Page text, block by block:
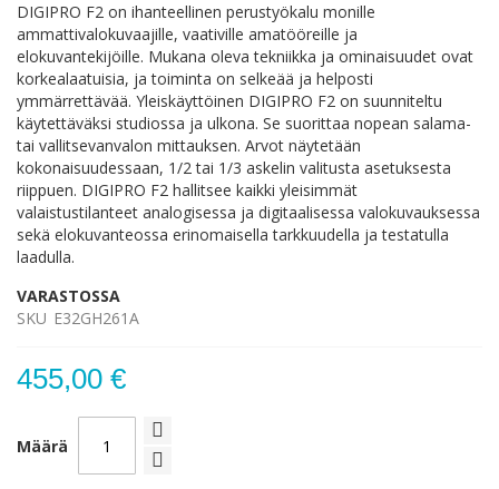
DIGIPRO F2 on ihanteellinen perustyökalu monille
ammattivalokuvaajille, vaativille amatööreille ja
elokuvantekijöille. Mukana oleva tekniikka ja ominaisuudet ovat
korkealaatuisia, ja toiminta on selkeää ja helposti
ymmärrettävää. Yleiskäyttöinen DIGIPRO F2 on suunniteltu
käytettäväksi studiossa ja ulkona. Se suorittaa nopean salama-
tai vallitsevanvalon mittauksen. Arvot näytetään
kokonaisuudessaan, 1/2 tai 1/3 askelin valitusta asetuksesta
riippuen. DIGIPRO F2 hallitsee kaikki yleisimmät
valaistustilanteet analogisessa ja digitaalisessa valokuvauksessa
sekä elokuvanteossa erinomaisella tarkkuudella ja testatulla
laadulla.
VARASTOSSA
SKU E32GH261A
455,00 €
Määrä